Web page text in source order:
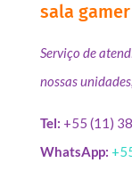
sala gamer
Serviço de
nossas
Tel: +55 (11)
WhatsApp: